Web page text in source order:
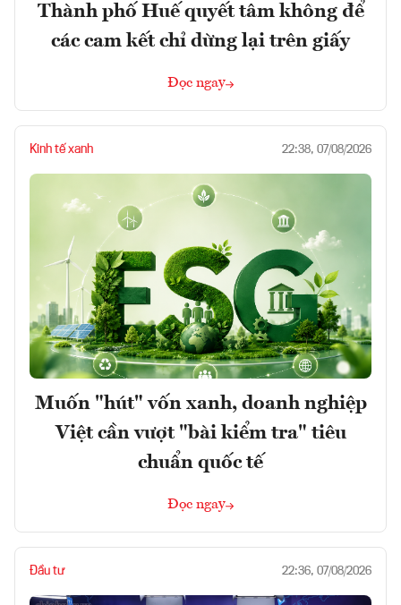
Thành phố Huế quyết tâm không để
các cam kết chỉ dừng lại trên giấy
Đọc ngay
Kinh tế xanh 22:38, 07/08/2026
Muốn "hút" vốn xanh, doanh nghiệp
Việt cần vượt "bài kiểm tra" tiêu
chuẩn quốc tế
Đọc ngay
Đầu tư 22:36, 07/08/2026